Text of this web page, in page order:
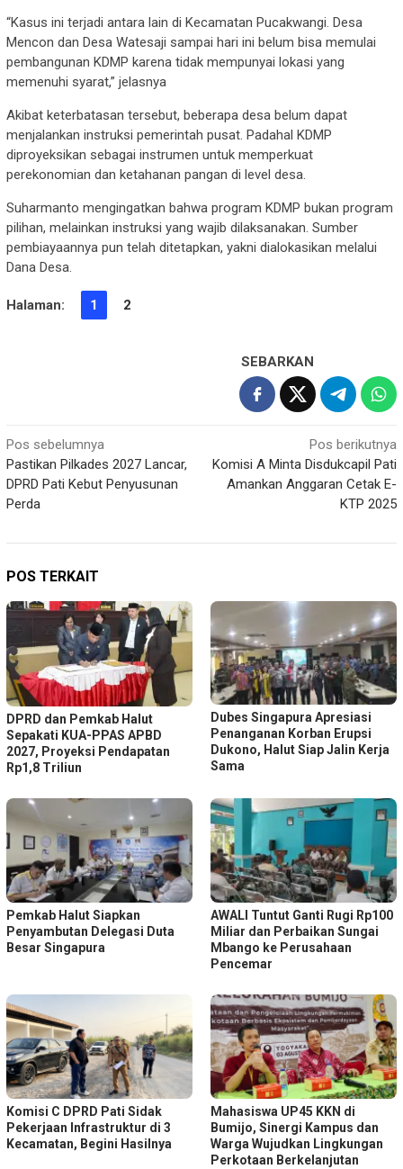
“Kasus ini terjadi antara lain di Kecamatan Pucakwangi. Desa
Mencon dan Desa Watesaji sampai hari ini belum bisa memulai
pembangunan KDMP karena tidak mempunyai lokasi yang
memenuhi syarat,” jelasnya
Akibat keterbatasan tersebut, beberapa desa belum dapat
menjalankan instruksi pemerintah pusat. Padahal KDMP
diproyeksikan sebagai instrumen untuk memperkuat
perekonomian dan ketahanan pangan di level desa.
Suharmanto mengingatkan bahwa program KDMP bukan program
pilihan, melainkan instruksi yang wajib dilaksanakan. Sumber
pembiayaannya pun telah ditetapkan, yakni dialokasikan melalui
Dana Desa.
Halaman: 1 2
SEBARKAN
Navigasi
pos
Pos sebelumnya
Pastikan Pilkades 2027 Lancar,
DPRD Pati Kebut Penyusunan
Perda
Pos berikutnya
Komisi A Minta Disdukcapil Pati
Amankan Anggaran Cetak E-
KTP 2025
POS TERKAIT
DPRD dan Pemkab Halut
Sepakati KUA-PPAS APBD
2027, Proyeksi Pendapatan
Rp1,8 Triliun
Dubes Singapura Apresiasi
Penanganan Korban Erupsi
Dukono, Halut Siap Jalin Kerja
Sama
Pemkab Halut Siapkan
Penyambutan Delegasi Duta
Besar Singapura
AWALI Tuntut Ganti Rugi Rp100
Miliar dan Perbaikan Sungai
Mbango ke Perusahaan
Pencemar
Komisi C DPRD Pati Sidak
Pekerjaan Infrastruktur di 3
Kecamatan, Begini Hasilnya
Mahasiswa UP45 KKN di
Bumijo, Sinergi Kampus dan
Warga Wujudkan Lingkungan
Perkotaan Berkelanjutan